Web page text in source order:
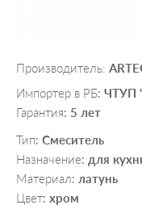
Производитель:
Импортер в РБ: ЧТУП
Гарантия: 5 лет
Тип: Смеситель
Назначение: для
Материал: латунь
Цвет: хром